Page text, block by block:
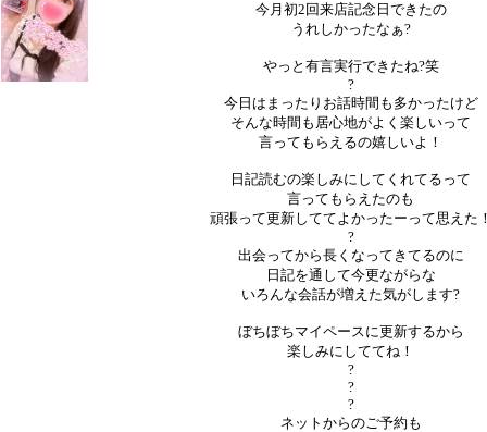
今月初2回来店記念日できたの
うれしかったなぁ?
やっと有言実行できたね?笑
?
今日はまったりお話時間も多かったけど
そんな時間も居心地がよく楽しいって
言ってもらえるの嬉しいよ！
日記読むの楽しみにしてくれてるって
言ってもらえたのも
頑張って更新しててよかったーって思えた
?
出会ってから長くなってきてるのに
日記を通して今更ながらな
いろんな会話が増えた気がします?
ぼちぼちマイペースに更新するから
楽しみにしててね！
?
?
?
ネットからのご予約も